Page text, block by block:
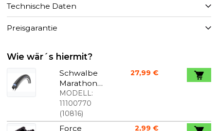
Technische Daten
Preisgarantie
Wie wär´s hiermit?
Schwalbe
Marathon
Plus
Alltagsreife
n 700 x 38C
mit
MODELL:
11100770
(10816)
27,99 €
Force 2,99 €